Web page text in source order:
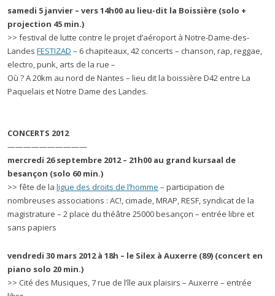
samedi 5 janvier – vers 14h00 au lieu-dit la Boissière (solo +
projection 45 min.)
>> festival de lutte contre le projet d’aéroport à Notre-Dame-des-
Landes FESTIZAD – 6 chapiteaux, 42 concerts – chanson, rap, reggae,
electro, punk, arts de la rue –
Où ? A 20km au nord de Nantes – lieu dit la boissière D42 entre La
Paquelais et Notre Dame des Landes.
CONCERTS 2012
——————————
mercredi 26 septembre 2012 – 21h00 au grand kursaal de
besançon (solo 60 min.)
>> fête de la ligue des droits de l’homme – participation de
nombreuses associations : AC!, cimade, MRAP, RESF, syndicat de la
magistrature – 2 place du théâtre 25000 besançon – entrée libre et
sans papiers
vendredi 30 mars 2012 à 18h – le Silex à Auxerre (89) (concert en
piano solo 20 min.)
>> Cité des Musiques, 7 rue de l’île aux plaisirs – Auxerre – entrée